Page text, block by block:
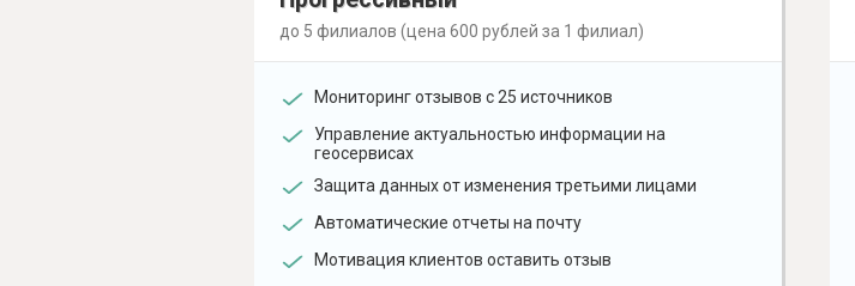
до 5 филиалов (цена 600 рублей за 1 филиал)
Мониторинг отзывов с 25 источников
Управление актуальностью информации на
геосервисах
Защита данных от изменения третьими лицами
Автоматические отчеты на почту
Мотивация клиентов оставить отзыв